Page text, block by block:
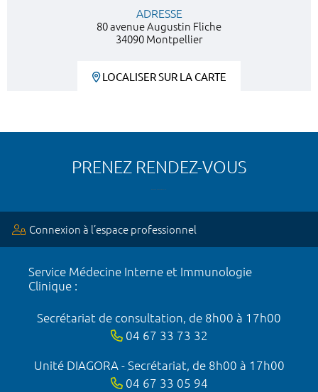
ADRESSE
80 avenue Augustin Fliche
34090 Montpellier
LOCALISER SUR LA CARTE
PRENEZ RENDEZ-VOUS
Connexion à l’espace professionnel
Service Médecine Interne et Immunologie
Clinique :
Secrétariat de consultation, de 8h00 à 17h00
04 67 33 73 32
Unité DIAGORA - Secrétariat, de 8h00 à 17h00
04 67 33 05 94